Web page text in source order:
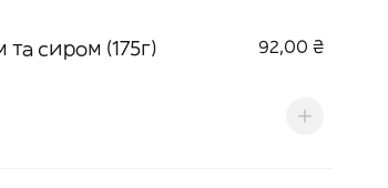
сиром (175г)
92,00 ₴